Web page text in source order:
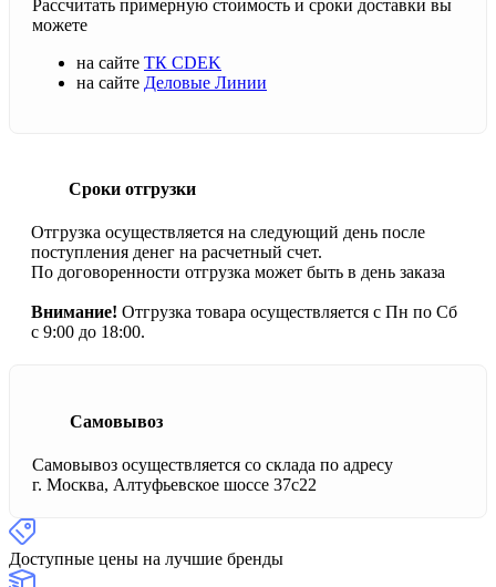
Рассчитать примерную стоимость и сроки доставки вы
можете
на сайте ТК CDEK
на сайте Деловые Линии
Сроки отгрузки
Отгрузка осуществляется на следующий день после
поступления денег на расчетный счет.
По договоренности отгрузка может быть в день заказа
Внимание! Отгрузка товара осуществляется с Пн по Сб
с 9:00 до 18:00.
Самовывоз
Самовывоз осуществляется со склада по адресу
г. Москва, Алтуфьевское шоссе 37с22
Доступные цены на лучшие бренды